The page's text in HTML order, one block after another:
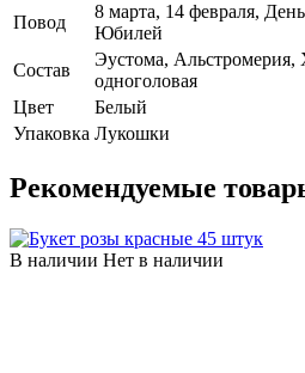
Повод
8 марта, 14 февраля,
Юбилей
Состав
Эустома, Альстромерия,
одноголовая
Цвет
Белый
Упаковка Лукошки
Рекомендуемые
В наличии Нет в наличии